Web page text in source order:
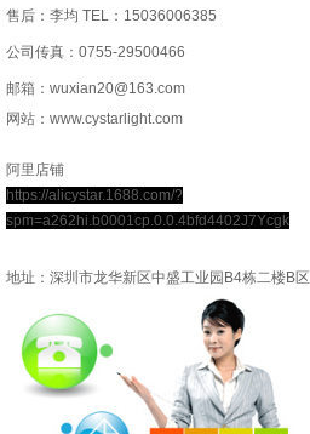
售后：李均 TEL： 15036006385
公司传真：0755-29500466
邮箱：wuxian20@163.com
网站：www.cystarlight.com
阿里店铺
https://alicystar.1688.com/?
spm=a262hi.b0001cp.0.0.4bfd4402J7Ycgk
地址：深圳市龙华新区中盛工业园B4栋二楼B区